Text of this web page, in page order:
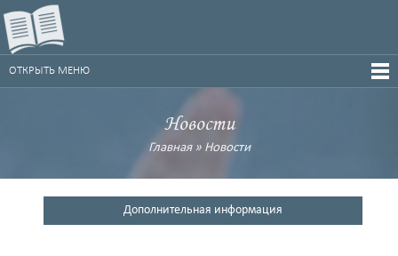
ОТКРЫТЬ МЕНЮ
Новости
Главная» Новости
Дополнительная информация